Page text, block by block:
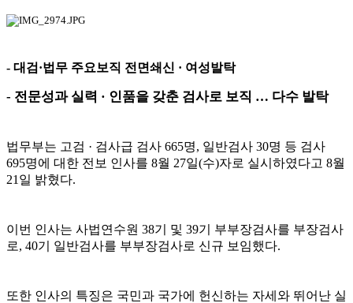
- 대검 ·법무 주요보직 전면쇄신 · 여성발탁
- 전문성과 실력 · 인품을 갖춘 검사로 보직 … 다수 발탁
법무부는 고검 · 검사급 검사 665명, 일반검사 30명 등 검사
695명에 대한 전보 인사를 8월 27일(수)자로 실시하였다고 8월
21 일 밝혔다.
이번 인사는 사법연수원 38기 및 39기 부부장검사를 부장검사
로, 40기 일반검사를 부부장검사로 신규 보임했다.
또한 인사의 특징은 국민과 국가에 헌신하는 자세와 뛰어난 실